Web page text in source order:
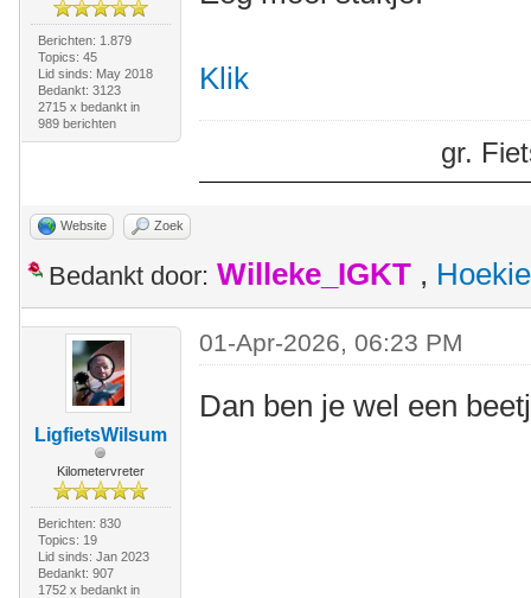
Berichten: 1.879
Topics: 45
Lid sinds: May 2018
Bedankt: 3123
2715 x bedankt in
989 berichten
Klik
gr.
Website Zoek
Bedankt door: Willeke_IGKT , Hoekie
LigfietsWilsum
Kilometervreter
Berichten: 830
Topics: 19
Lid sinds: Jan 2023
Bedankt: 907
1752 x bedankt in
01-Apr-2026, 06:23 PM
Dan ben je wel een